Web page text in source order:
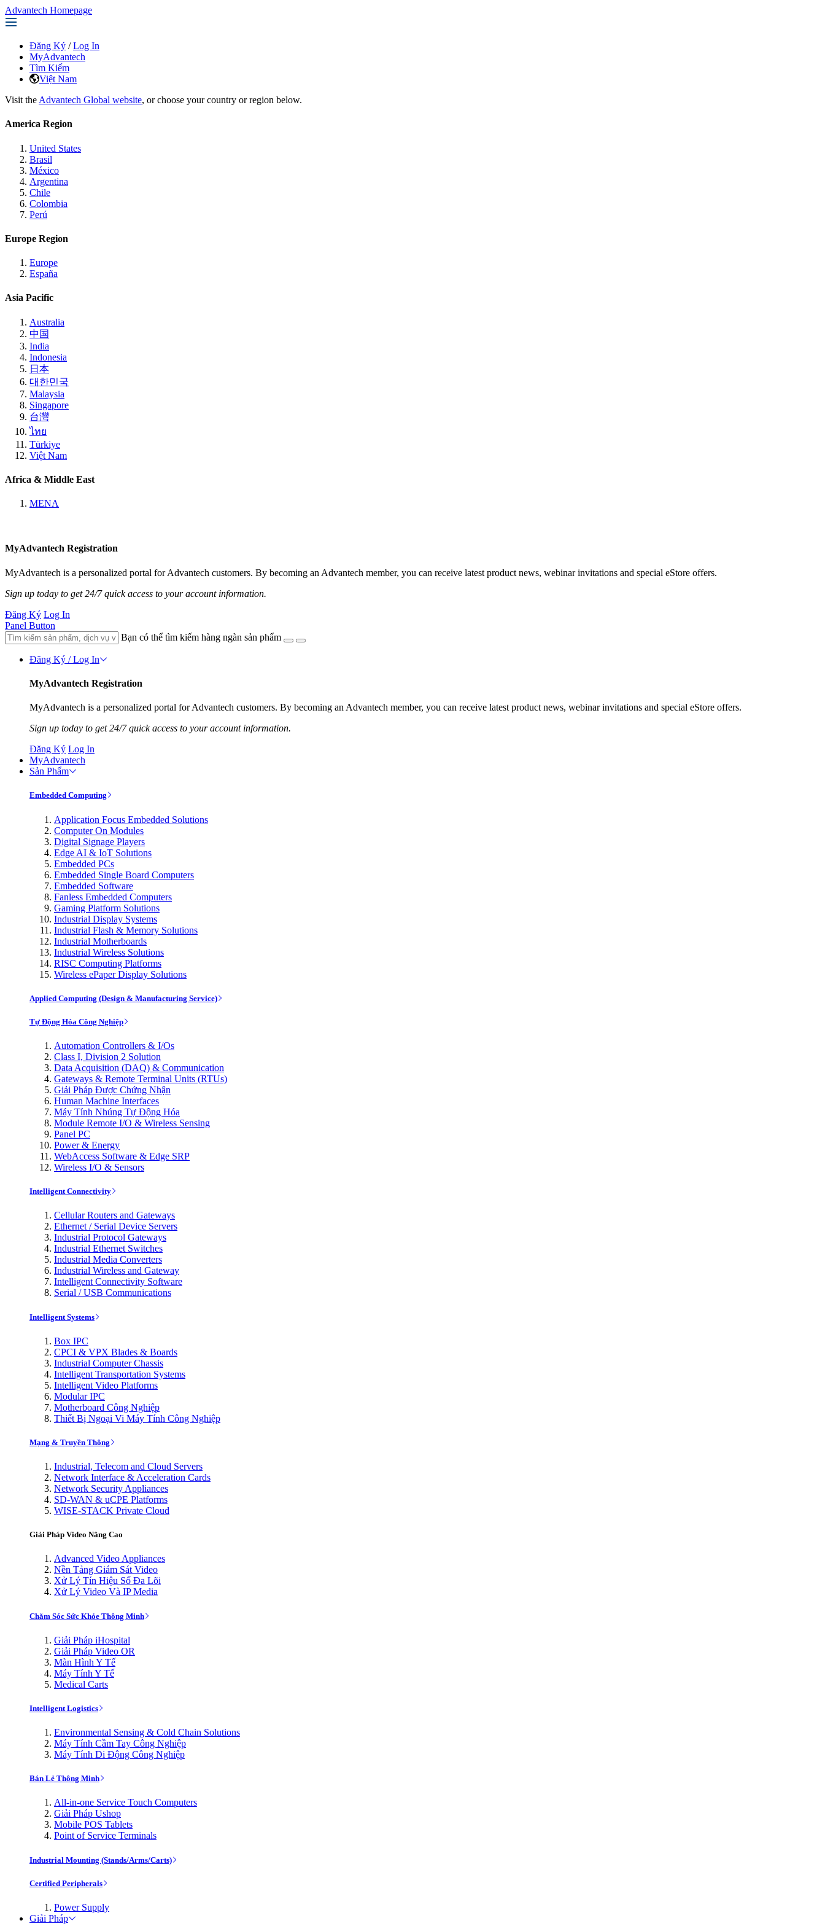
Advantech Homepage
Đăng Ký / Log In
MyAdvantech
Tìm Kiếm
Việt Nam
Visit the Advantech Global website, or choose your country or region below.
America Region
United States
Brasil
México
Argentina
Chile
Colombia
Perú
Europe Region
Europe
España
Asia Pacific
Australia
中国
India
Indonesia
日本
대한민국
Malaysia
Singapore
台灣
ไทย
Türkiye
Việt Nam
Africa & Middle East
MENA
MyAdvantech Registration
MyAdvantech is a personalized portal for Advantech customers. By becoming an Advantech member, you can receive latest product news, webinar invitations and special eStore offers.
Sign up today to get 24/7 quick access to your account information.
Đăng Ký Log In
Panel Button
Bạn có thể tìm kiếm hàng ngàn sản phẩm
Đăng Ký / Log In
MyAdvantech Registration
MyAdvantech is a personalized portal for Advantech customers. By becoming an Advantech member, you can receive latest product news, webinar invitations and special eStore offers.
Sign up today to get 24/7 quick access to your account information.
Đăng Ký Log In
MyAdvantech
Sản Phẩm
Embedded Computing
Application Focus Embedded Solutions
Computer On Modules
Digital Signage Players
Edge AI & IoT Solutions
Embedded PCs
Embedded Single Board Computers
Embedded Software
Fanless Embedded Computers
Gaming Platform Solutions
Industrial Display Systems
Industrial Flash & Memory Solutions
Industrial Motherboards
Industrial Wireless Solutions
RISC Computing Platforms
Wireless ePaper Display Solutions
Applied Computing (Design & Manufacturing Service)
Tự Động Hóa Công Nghiệp
Automation Controllers & I/Os
Class I, Division 2 Solution
Data Acquisition (DAQ) & Communication
Gateways & Remote Terminal Units (RTUs)
Giải Pháp Được Chứng Nhận
Human Machine Interfaces
Máy Tính Nhúng Tự Động Hóa
Module Remote I/O & Wireless Sensing
Panel PC
Power & Energy
WebAccess Software & Edge SRP
Wireless I/O & Sensors
Intelligent Connectivity
Cellular Routers and Gateways
Ethernet / Serial Device Servers
Industrial Protocol Gateways
Industrial Ethernet Switches
Industrial Media Converters
Industrial Wireless and Gateway
Intelligent Connectivity Software
Serial / USB Communications
Intelligent Systems
Box IPC
CPCI & VPX Blades & Boards
Industrial Computer Chassis
Intelligent Transportation Systems
Intelligent Video Platforms
Modular IPC
Motherboard Công Nghiệp
Thiết Bị Ngoại Vi Máy Tính Công Nghiệp
Mạng & Truyền Thông
Industrial, Telecom and Cloud Servers
Network Interface & Acceleration Cards
Network Security Appliances
SD-WAN & uCPE Platforms
WISE-STACK Private Cloud
Giải Pháp Video Nâng Cao
Advanced Video Appliances
Nền Tảng Giám Sát Video
Xử Lý Tín Hiệu Số Đa Lõi
Xử Lý Video Và IP Media
Chăm Sóc Sức Khỏe Thông Minh
Giải Pháp iHospital
Giải Pháp Video OR
Màn Hình Y Tế
Máy Tính Y Tế
Medical Carts
Intelligent Logistics
Environmental Sensing & Cold Chain Solutions
Máy Tính Cầm Tay Công Nghiệp
Máy Tính Di Động Công Nghiệp
Bán Lẻ Thông Minh
All-in-one Service Touch Computers
Giải Pháp Ushop
Mobile POS Tablets
Point of Service Terminals
Industrial Mounting (Stands/Arms/Carts)
Certified Peripherals
Power Supply
Giải Pháp